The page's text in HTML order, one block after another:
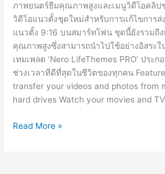
ภาพยนตร์ธีมคุณภาพสูงและเมนูวิดีโอคลิป
วิดีโอแนวตั้งชุดใหม่สำหรับการแก้ไขการส่
แนวตั้ง 9:16 บนสมาร์ทโฟน ชุดนี้ยังรวมถึ
คุณภาพสูงซึ่งสามารถนำไปใช้อย่างอิสระใ
เทมเพลต ‘Nero LifeThemes PRO’ ประ
ช่วงเวลาที่ดีที่สุดในชีวิตของทุกคน
transfer your videos and photos from
hard drives Watch your movies and
Nero
Read More »